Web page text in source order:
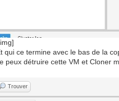
qui ce termine avec le bas de la
peux détruire cette VM et Cloner
Trouver